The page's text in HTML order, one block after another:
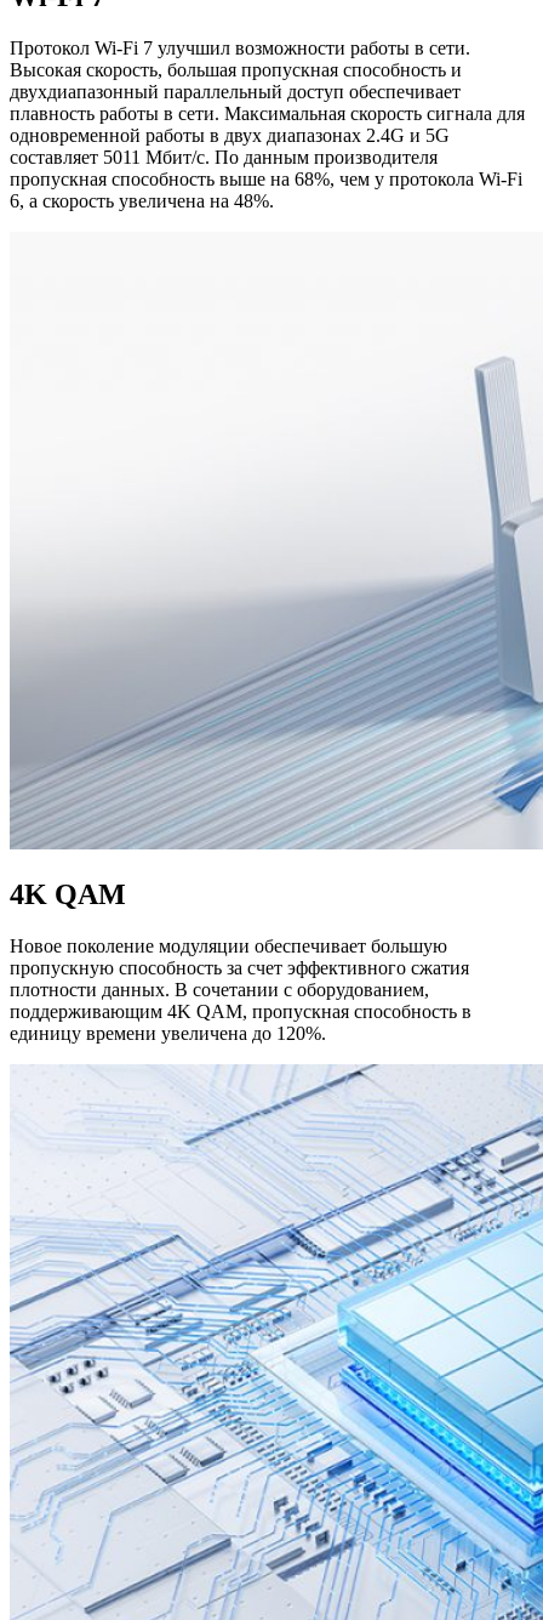
Протокол Wi-Fi 7 улучшил возможности работы в сети.
Высокая скорость, большая пропускная способность и
двухдиапазонный параллельный доступ обеспечивает
плавность работы в сети. Максимальная скорость сигнала для
одновременной работы в двух диапазонах 2.4G и 5G
составляет 5011 Мбит/с. По данным производителя
пропускная способность выше на 68%, чем у протокола Wi-Fi
6, а скорость увеличена на 48%.
4K QAM
Новое поколение модуляции обеспечивает большую
пропускную способность за счет эффективного сжатия
плотности данных. В сочетании с оборудованием,
поддерживающим 4K QAM, пропускная способность в
единицу времени увеличена до 120%.